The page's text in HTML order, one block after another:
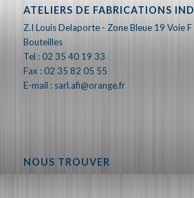
ATELIERS DE FABRICATIONS
Z.I Louis Delaporte - Zone Bleue 19 Voie
Bouteilles
Tel : 02 35 40 19 33
Fax : 02 35 82 05 55
E-mail : sarl.afi@orange.fr
NOUS TROUVER